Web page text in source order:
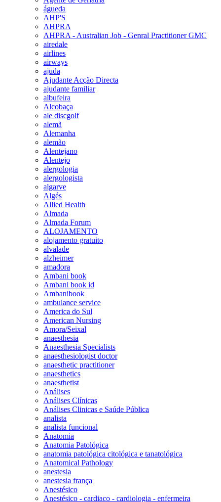
águeda
AHP'S
AHPRA
AHPRA - Australian Job - Genral Practitioner GMC
airedale
airlines
airways
ajuda
Ajudante Acção Directa
ajudante familiar
albufeira
Alcobaça
ale discgolf
alemã
Alemanha
alemão
Alentejano
Alentejo
alergologia
alergologista
algarve
Algés
Allied Health
Almada
Almada Forum
ALOJAMENTO
alojamento gratuito
alvalade
alzheimer
amadora
Ambani book
Ambani book id
Ambanibook
ambulance service
America do Sul
American Nursing
Amora/Seixal
anaesthesia
Anaesthesia Specialists
anaesthesiologist doctor
anaesthetic practitioner
anaesthetics
anaesthetist
Análises
Análises Clínicas
Análises Clinicas e Saúde Pública
analista
analista funcional
Anatomia
Anatomia Patológica
anatomia patológica citológica e tanatológica
Anatomical Pathology
anestesia
anestesia frança
Anestésico
Anestésico - cardiaco - cardiologia - enfermeira